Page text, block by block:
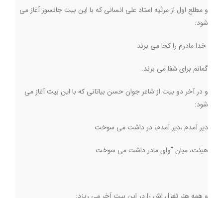
و مطلع اول از مرثیه استاد علی انسانی که با این بیت جانسوز آغاز می
شود:
خدا مادرم را کجا می برند
گمانم برای شفا می برند.
و در آخر دو بیت از شاعر جوان حسن بیاتانی که با این بیت آغاز می
شود:
دیر آمدم ،دیر آمدم، در داشت می سوخت
هیئت، میان "وای مادر داشت می سوخت